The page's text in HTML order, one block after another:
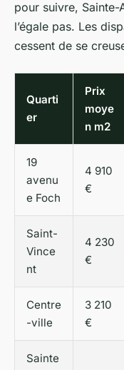
pour suivre, Sainte-
l’égale pas. Les
cessent de se
Quarti
er
Prix
moye
n m2
19
avenu
e Foch
4 910
€
Saint-
Vince
nt
4 230
€
Centre
-ville
3 210
€
Sainte